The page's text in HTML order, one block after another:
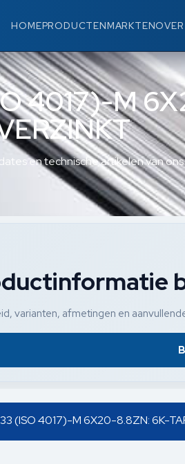
HOMEPRODUCTENMARKTEN
4017)-M
en technische artikelen van
varianten, afmetingen en
(ISO 4017)-M 6X20-8.8ZN: 6K-